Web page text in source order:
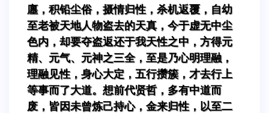
廛，积铅尘俗，摄情归性，杀机返覆，自幼
至老被天地人物盗去的天真，今于虚无中尘
色内，却要夺盗返还于我天性之中，方得元
精、元气、元神之三全，至是乃心明理融，
理融见性，身心大定，五行攒簇，才去行上
等事而了大道。想前代贤哲，多有中道而
废，皆因未曾炼己持心，金来归性，以至二